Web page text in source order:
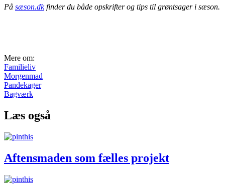
På sæson.dkfinder du både opskrifter og tips til grøntsager i sæson.
Mere om:
Familieliv
Morgenmad
Pandekager
Bagværk
Læs også
Aftensmaden som fælles projekt